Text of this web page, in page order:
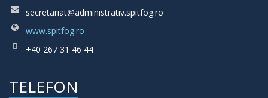
secretariat@administrativ.spitfog.ro
www.spitfog.ro
+40 267 31 46 44
TELEFON